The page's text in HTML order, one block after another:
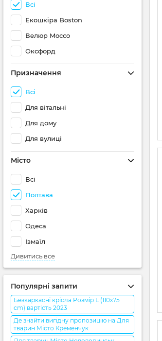
Всі
Екошкіра Boston
Велюр Mocco
Оксфорд
Призначення
Всі
Для вітальні
Для дому
Для вулиці
Місто
Всі
Полтава
Харків
Одеса
Ізмаїл
Дивитись все
Популярні запити
Безкаркасні крісла Розмір L (110x75
cm) вартість 2023
Де знайти вигідну пропозицію на Для
тварин Місто Кременчук